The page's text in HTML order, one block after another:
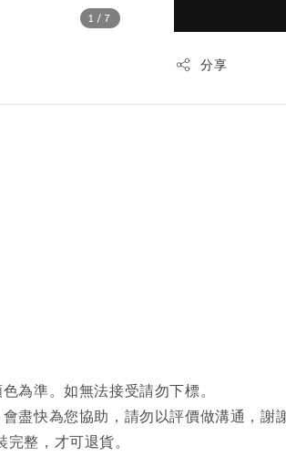
1 /7
分享
為準。如無法接受請勿下標。
盡快為您協助，請勿以評價做溝通，謝
整，才可退貨。